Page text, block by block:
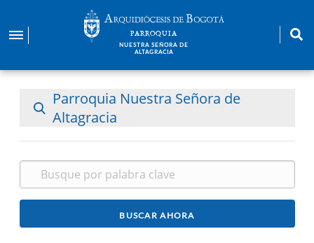
contenido
PARROQUIA
NUESTRA SEÑORA DE
ALTAGRACIA
Parroquia Nuestra Señora de
Altagracia